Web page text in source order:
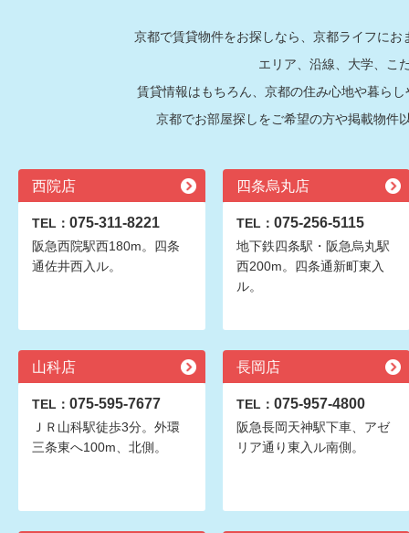
京都で賃貸物件をお探しなら、京都ライフに
エリア、沿線、大学、こ
賃貸情報はもちろん、京都の住み心地や暮ら
京都でお部屋探しをご希望の方や掲載物件
西院店
TEL： 075-311-8221
阪急西院駅西180m。四条
通佐井西入ル。
四条烏丸店
TEL： 075-256-5115
地下鉄四条駅・阪急烏丸駅
西200m。四条通新町東入
ル。
山科店
TEL： 075-595-7677
ＪＲ山科駅徒歩3分。外環
三条東へ100m、北側。
長岡店
TEL： 075-957-4800
阪急長岡天神駅下車、アゼ
リア通り東入ル南側。